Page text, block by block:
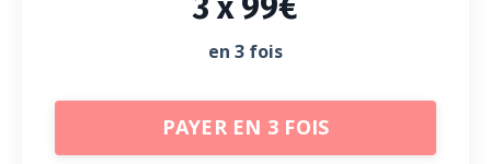
en 3 fois
PAYER EN 3 FOIS